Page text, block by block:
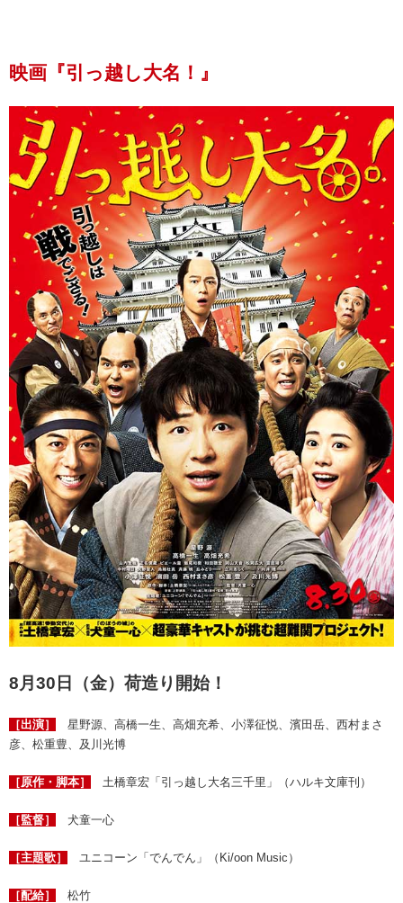
映画『引っ越し大名！』
8月30日（金）荷造り開始！
［出演］
星野源、高橋一生、高畑充希、小澤征悦、濱田岳、西村まさ
彦、松重豊、及川光博
［原作・脚本］ 土橋章宏「引っ越し大名三千里」（ハルキ文庫刊）
［監督］ 犬童一心
［主題歌］ ユニコーン「でんでん」（Ki/oon Music）
［配給］ 松竹